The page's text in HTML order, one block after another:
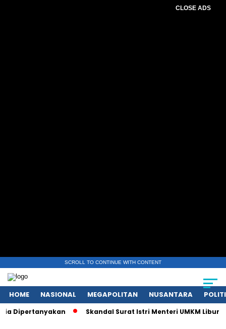
CLOSE ADS
SCROLL TO CONTINUE WITH CONTENT
HOME NASIONAL MEGAPOLITAN NUSANTARA
Skandal Surat Istri Menteri UMKM Liburan